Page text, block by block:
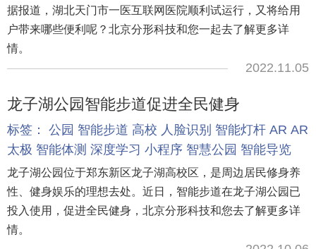
据报道，湖北天门市一医互联网医院顺利试运行，又将给用
户带来哪些便利呢？北京分形科技和您一起去了解更多详
情。
2022.11.05
龙子湖公园智能步道促进全民健身
标签： 公园 智能步道 高校 人脸识别 智能灯杆 AR AR
太极 智能体测 深度学习 小程序 智慧公园 智能导览
龙子湖公园位于郑东新区龙子湖高校区，是周边居民修身养
性、健身娱乐的理想去处。近日，智能步道在龙子湖公园已
投入使用，促进全民健身，北京分形科技和您去了解更多详
情。